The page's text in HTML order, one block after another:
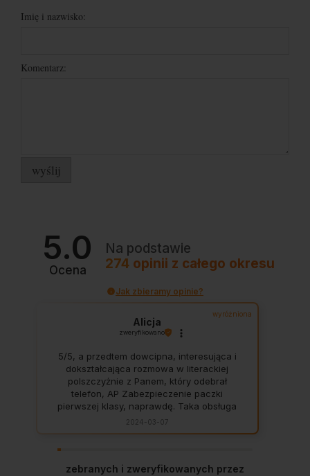
Imię i nazwisko:
Komentarz:
wyślij
5.0
Ocena
Na podstawie
274 opinii z całego okresu
Jak zbieramy opinie?
wyróżniona
Alicja
zweryfikowano
5/5, a przedtem dowcipna, interesująca i
dokształcająca rozmowa w literackiej
polszczyżnie z Panem, który odebrał
telefon, AP Zabezpieczenie paczki
pierwszej klasy, naprawdę. Taka obsługa
to skarb, dają z siebie 100 procent, aby
zadowolić klienta. Świetnie, na czas. Nigdy
2024-03-07
zebranych i zweryfikowanych przez